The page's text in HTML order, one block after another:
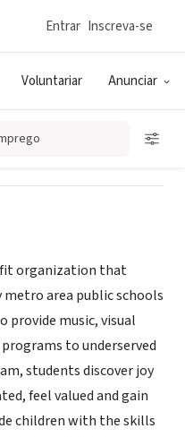
Voluntariar Anunciar
Entrar Inscreva-se
organization that
area public schools
music, visual
to underserved
students discover joy
feel valued and gain
children with the skills